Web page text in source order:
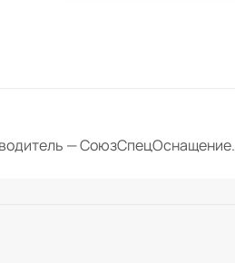
— СоюзСпецОснащение.